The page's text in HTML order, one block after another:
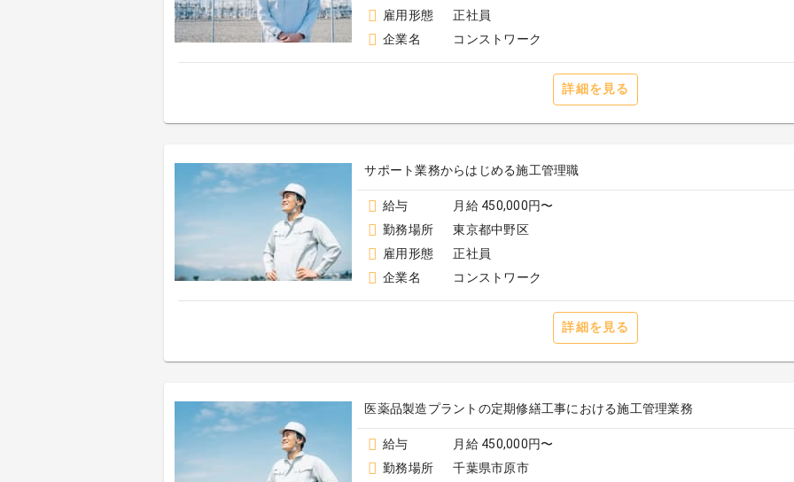
雇用形態
正社員
企業名
コンストワーク
詳細を見る
サポート業務からはじめる施工管理職
給与
月給 450,000円〜
勤務場所
東京都中野区
雇用形態
正社員
企業名
コンストワーク
詳細を見る
医薬品製造プラントの定期修繕工事における施工管理業務
給与
月給 450,000円〜
勤務場所
千葉県市原市